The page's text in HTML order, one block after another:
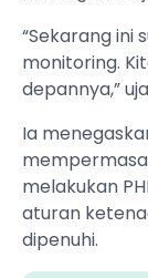
“Sekarang ini
monitoring.
depannya,”
Ia
melakukan
aturan
dipenuhi.